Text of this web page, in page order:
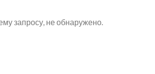
запросу, не обнаружено.